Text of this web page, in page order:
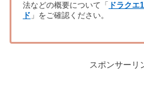
法などの概要について「
ドラク
ド 」をご確認ください。
スポンサーリ